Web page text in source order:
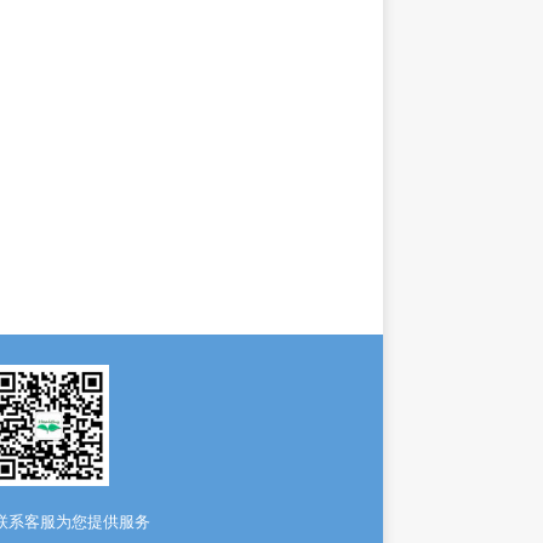
系客服为您提供服务